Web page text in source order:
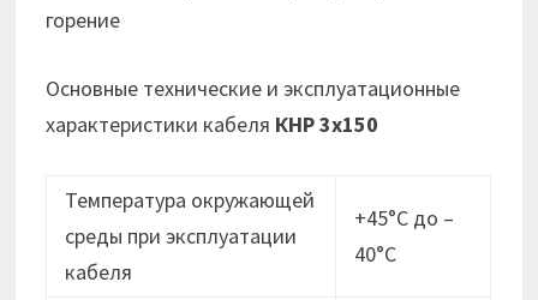
горение
Основные технические и эксплуатационные
характеристики кабеля КНР 3х150
Температура окружающей
среды при эксплуатации
кабеля
+45°С до –
40°С